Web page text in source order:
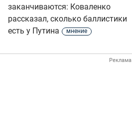
заканчиваются: Коваленко
рассказал, сколько баллистики
есть у Путина
мнение
Реклама